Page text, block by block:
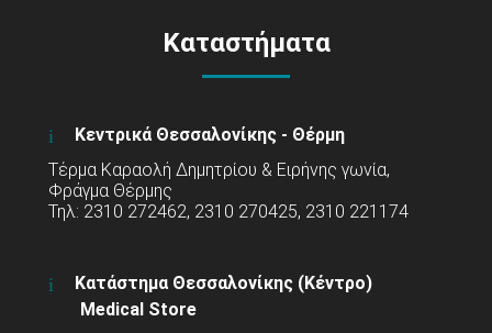
Καταστήματα
Κεντρικά Θεσσαλονίκης - Θέρμη
Τέρμα Καραολή Δημητρίου & Ειρήνης γωνία,
Φράγμα Θέρμης
Τηλ: 2310 272462, 2310 270425, 2310 221174
Κατάστημα Θεσσαλονίκης (Κέντρο)
Medical Store